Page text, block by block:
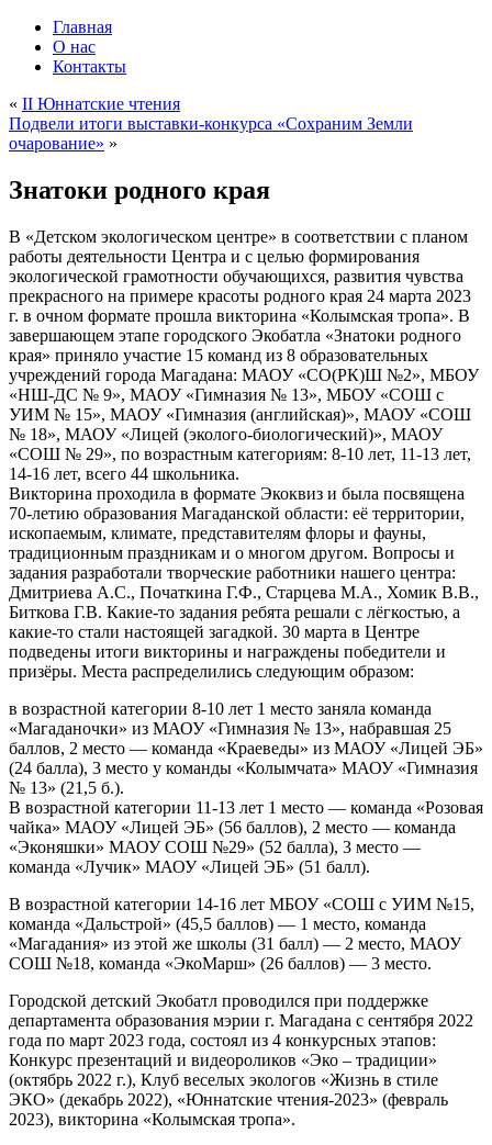
Главная
О нас
Контакты
« II Юннатские чтения
Подвели итоги выставки-конкурса «Сохраним Земли
очарование» »
Знатоки родного края
В «Детском экологическом центре» в соответствии с планом
работы деятельности Центра и с целью формирования
экологической грамотности обучающихся, развития чувства
прекрасного на примере красоты родного края 24 марта 2023
г. в очном формате прошла викторина «Колымская тропа». В
завершающем этапе городского Экобатла «Знатоки родного
края» приняло участие 15 команд из 8 образовательных
учреждений города Магадана: МАОУ «СО(РК)Ш №2», МБОУ
«НШ-ДС № 9», МАОУ «Гимназия № 13», МБОУ «СОШ с
УИМ № 15», МАОУ «Гимназия (английская)», МАОУ «СОШ
№ 18», МАОУ «Лицей (эколого-биологический)», МАОУ
«СОШ № 29», по возрастным категориям: 8-10 лет, 11-13 лет,
14-16 лет, всего 44 школьника.
Викторина проходила в формате Экоквиз и была посвящена
70-летию образования Магаданской области: её территории,
ископаемым, климате, представителям флоры и фауны,
традиционным праздникам и о многом другом. Вопросы и
задания разработали творческие работники нашего центра:
Дмитриева А.С., Початкина Г.Ф., Старцева М.А., Хомик В.В.,
Биткова Г.В. Какие-то задания ребята решали с лёгкостью, а
какие-то стали настоящей загадкой. 30 марта в Центре
подведены итоги викторины и награждены победители и
призёры. Места распределились следующим образом:
в возрастной категории 8-10 лет 1 место заняла команда
«Магаданочки» из МАОУ «Гимназия № 13», набравшая 25
баллов, 2 место — команда «Краеведы» из МАОУ «Лицей ЭБ»
(24 балла), 3 место у команды «Колымчата» МАОУ «Гимназия
№ 13» (21,5 б.).
В возрастной категории 11-13 лет 1 место — команда «Розовая
чайка» МАОУ «Лицей ЭБ» (56 баллов), 2 место — команда
«Эконяшки» МАОУ СОШ №29» (52 балла), 3 место —
команда «Лучик» МАОУ «Лицей ЭБ» (51 балл).
В возрастной категории 14-16 лет МБОУ «СОШ с УИМ №15,
команда «Дальстрой» (45,5 баллов) — 1 место, команда
«Магадания» из этой же школы (31 балл) — 2 место, МАОУ
СОШ №18, команда «ЭкоМарш» (26 баллов) — 3 место.
Городской детский Экобатл проводился при поддержке
департамента образования мэрии г. Магадана с сентября 2022
года по март 2023 года, состоял из 4 конкурсных этапов:
Конкурс презентаций и видеороликов «Эко – традиции»
(октябрь 2022 г.), Клуб веселых экологов «Жизнь в стиле
ЭКО» (декабрь 2022), «Юннатские чтения-2023» (февраль
2023), викторина «Колымская тропа».